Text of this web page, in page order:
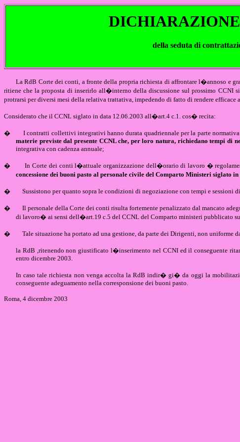
della seduta di
La RdB Corte dei conti, a fronte della propria richiesta di affrontare l�annoso
ritiene che la proposta di inserirlo all�interno della discussione sul prossimo CCNI
protrarsi per diversi mesi della relativa trattativa, impedendo di fatto di rendere
Considerato che il CCNL siglato in data 12.06.2003 all�art.4 c.1. cos� recita:
� I contratti collettivi integrativi hanno durata quadriennale per la parte
materie previste dal presente CCNL che, per loro natura, richiedano tempi di
integrativa con cadenza annuale;
� In Corte dei conti l�attuale organizzazione dell�orario di lavoro �
concessione dei buoni pasto al personale civile del Comparto Ministeri siglato
� Sussistono per quanto sopra le condizioni di negoziazione con tempi e sessioni
�
Il personale della Corte dei conti risulta fortemente penalizzato dal mancato
di lavoro� ai sensi dell�art.19 c.5 del CCNL del Comparto ministeri pubblicato
� Tale situazione ha portato ad una gestione, da parte dei Dirigenti, non
la RdB ,ritenendo non giustificato l�inserimento nel CCNI ed il conseguente
entro dicembre 2003.
In caso tale richiesta non venga accolta la RdB indir� gi� da oggi la
conseguente adeguamento nella corresponsione dei buoni pasto.
Roma, 4 dicembre 2003